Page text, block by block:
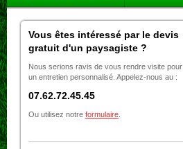
Vous êtes intéressé par le devis
gratuit d'un paysagiste ?
Nous serions ravis de vous rendre visite pour
un entretien personnalisé. Appelez-nous au :
07.62.72.45.45
Ou utilisez notre formulaire